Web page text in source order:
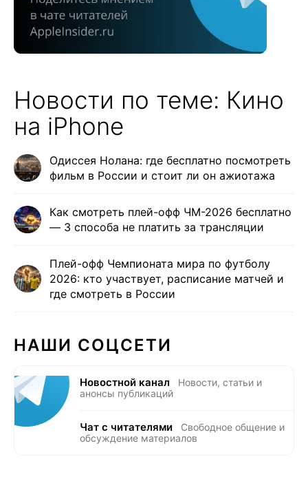
Новости по теме: Кино
на iPhone
Одиссея Нолана: где бесплатно посмотреть
фильм в России и стоит ли он ажиотажа
Как смотреть плей-офф ЧМ-2026 бесплатно
— 3 способа не платить за трансляции
Плей-офф Чемпионата мира по футболу
2026: кто участвует, расписание матчей и
где смотреть в России
НАШИ СОЦСЕТИ
Новостной канал
Новости, статьи и
анонсы публикаций
Чат с читателями
Свободное общение и
обсуждение материалов